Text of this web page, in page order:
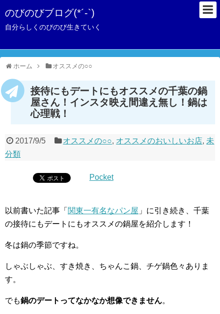
のびのびブログ(*´-`)
自分らしくのびのび生きていく
ホーム オススメの○○
接待にもデートにもオススメの千葉の鍋
屋さん！インスタ映え間違え無し！鍋は
心理戦！
2017/9/5 オススメの○○, オススメのおいしいお店, 未
分類
Pocket
以前書いた記事「 関東一有名なパン屋 」に引き続き、千葉
の接待にもデートにもオススメの鍋屋を紹介します！
冬は鍋の季節ですね。
しゃぶしゃぶ、すき焼き、ちゃんこ鍋、チゲ鍋色々ありま
す。
でも鍋のデートってなかなか想像できません。